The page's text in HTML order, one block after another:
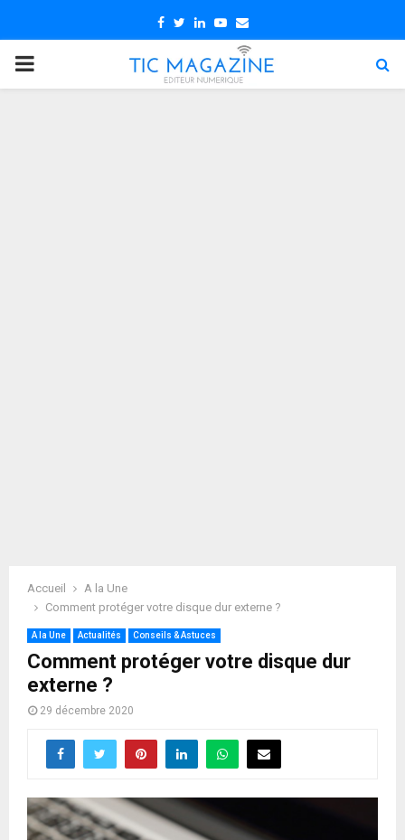
Facebook
TwitterLinkedin
Youtube
Email
PRIMARY
Accueil
A la Une
Comment protéger votre disque dur externe ?
A la Une Actualités Conseils & Astuces
Comment protéger votre disque dur
externe ?
29 décembre 2020